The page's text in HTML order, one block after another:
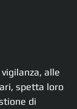
alle
spetta loro
di